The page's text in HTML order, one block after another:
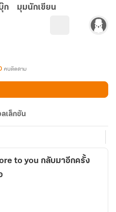
ก มุมนักเขียน
คนติดตาม
ลเล็กชัน
to you กลับมาอีกครั้ง